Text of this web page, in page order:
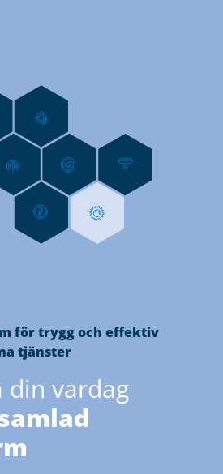
för trygg och effektiv
tjänster
din vardag